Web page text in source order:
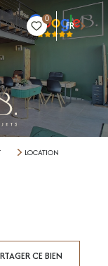
0
FR
LOCATION
CE BIEN